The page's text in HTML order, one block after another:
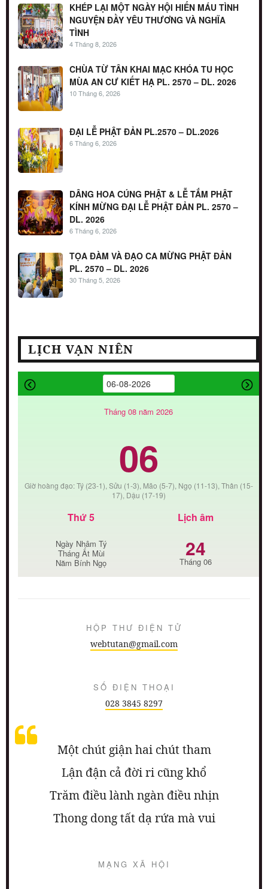
KHÉP LẠI MỘT NGÀY HỘI HIẾN MÁU TÌNH
NGUYỆN ĐẦY YÊU THƯƠNG VÀ NGHĨA
TÌNH
4 Tháng 8, 2026
CHÙA TỪ TÂN KHAI MẠC KHÓA TU HỌC
MÙA AN CƯ KIẾT HẠ PL. 2570 – DL. 2026
10 Tháng 6, 2026
ĐẠI LỄ PHẬT ĐẢN PL.2570 – DL.2026
6 Tháng 6, 2026
DÂNG HOA CÚNG PHẬT & LỄ TẮM PHẬT
KÍNH MỪNG ĐẠI LỄ PHẬT ĐẢN PL. 2570 –
DL. 2026
6 Tháng 6, 2026
TỌA ĐÀM VÀ ĐẠO CA MỪNG PHẬT ĐẢN
PL. 2570 – DL. 2026
30 Tháng 5, 2026
LỊCH VẠN NIÊN
Tháng 08 năm 2026
06
Giờ hoàng đạo: Tý (23-1), Sửu (1-3), Mão (5-7), Ngọ (11-13), Thân (15-
17), Dậu (17-19)
Thứ 5
Ngày Nhâm Tý
Tháng Ất Mùi
Năm Bính Ngọ
Lịch âm
24
Tháng 06
HỘP THƯ ĐIỆN TỬ
webtutan@gmail.com
SỐ ĐIỆN THOẠI
028 3845 8297
Một chút giận hai chút tham
Lận đận cả đời ri cũng khổ
Trăm điều lành ngàn điều nhịn
Thong dong tất dạ rứa mà vui
MẠNG XÃ HỘI